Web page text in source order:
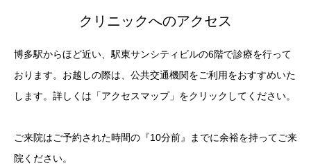
クリニックへのアクセス
博多駅からほど近い、駅東サンシティビルの6階で診療を行って
おります。お越しの際は、公共交通機関をご利用をおすすめいた
します。詳しくは「アクセスマップ」をクリックしてください。
ご来院はご予約された時間の『10分前』までに余裕を持ってご来
院ください。